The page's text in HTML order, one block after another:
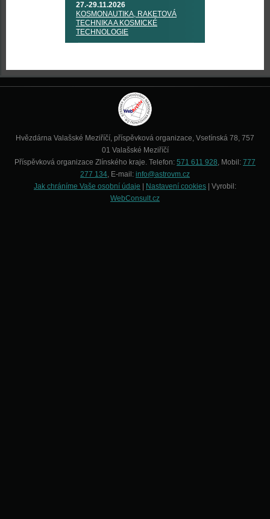
27.-29.11.2026
KOSMONAUTIKA, RAKETOVÁ
TECHNIKA A KOSMICKÉ
TECHNOLOGIE
Hvězdárna Valašské Meziříčí, příspěvková organizace, Vsetínská 78, 757
01 Valašské Meziříčí
Příspěvková organizace Zlínského kraje. Telefon: 571 611 928, Mobil: 777
277 134, E-mail: info@astrovm.cz
Jak chráníme Vaše osobní údaje
Nastavení cookies | Vyrobil:
WebConsult.cz